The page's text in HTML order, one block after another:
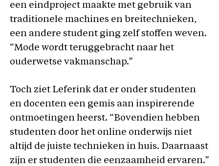
een eindproject maakte met gebruik van
traditionele machines en breitechnieken,
een andere student ging zelf stoffen weven.
“Mode wordt teruggebracht naar het
ouderwetse vakmanschap.”
Toch ziet Leferink dat er onder studenten
en docenten een gemis aan inspirerende
ontmoetingen heerst. “Bovendien hebben
studenten door het online onderwijs niet
altijd de juiste technieken in huis. Daarnaast
zijn er studenten die eenzaamheid ervaren.”